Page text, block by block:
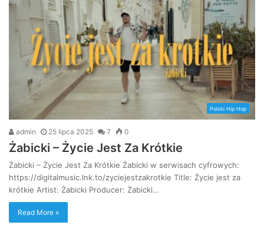
Polski Hip Hop
admin 25 lipca 2025 7 0
Żabicki – Życie Jest Za Krótkie
Żabicki – Życie Jest Za Krótkie Żabicki w serwisach cyfrowych:
https://digitalmusic.lnk.to/zyciejestzakrotkie Title: Życie jest za
krótkie Artist: Żabicki Producer: Żabicki…
Read More »